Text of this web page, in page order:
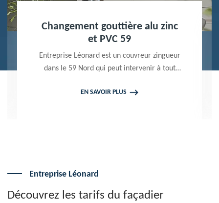
Nettoyage terrasse et pavé 59
Peintre professionnel dans le 59 Nord,
Entreprise Léonard utilise des produits de
pavé. Propose un devis gratuit qui ne vous
EN SAVOIR PLUS
Entreprise Léonard
Découvrez les tarifs du façadier